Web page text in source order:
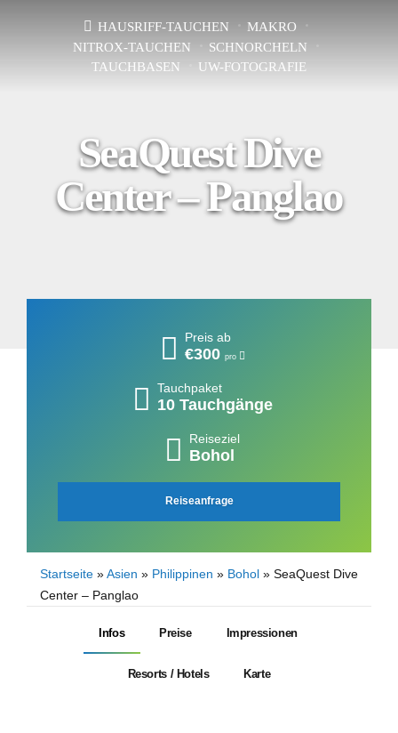
HAUSRIFF-TAUCHEN
MAKRO
NITROX-TAUCHEN
SCHNORCHELN
TAUCHBASEN
UW-FOTOGRAFIE
SeaQuest Dive
Center – Panglao
Preis ab
€300 pro
Tauchpaket
10 Tauchgänge
Reiseziel
Bohol
Reiseanfrage
Startseite »Asien » Philippinen » Bohol » SeaQuest Dive
Center – Panglao
Infos Preise Impressionen
Resorts / Hotels Karte